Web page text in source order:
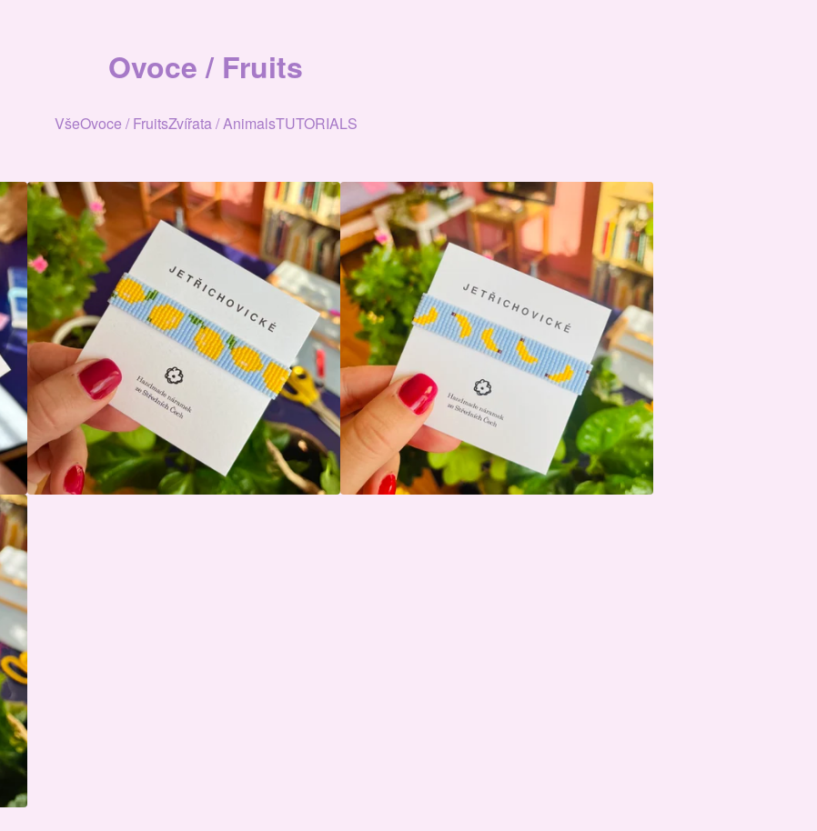
Ovoce / Fruits
VšeOvoce / FruitsZvířata / AnimalsTUTORIALS